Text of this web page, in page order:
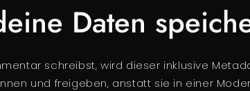
Daten
schreibst, wird dieser inklusive
und freigeben, anstatt sie in einer